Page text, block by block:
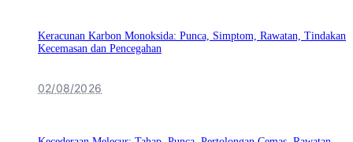
Keracunan Karbon Monoksida: Punca, Simptom, Rawatan, Tindakan
Kecemasan dan Pencegahan
02/08/2026